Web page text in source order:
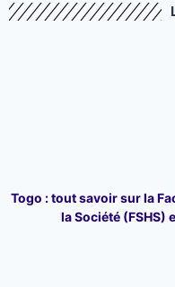
Togo : tout savoir sur la
la Société